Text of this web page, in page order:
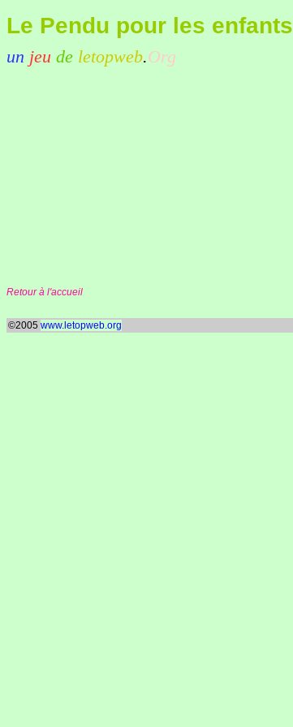
Le Pendu pour les enfants
un jeu de letopweb.Org
Retour à l'accueil
©2005 www.letopweb.org